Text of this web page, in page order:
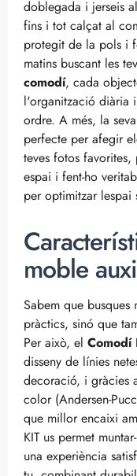
doblegada i jerseis
fins i tot calçat al
protegit de la pols i
matins buscant les
comodí, cada
l'organització diària
ordre. A més, la
perfecte per afegir
teves fotos
espai i fent-ho
per optimitzar lespai
moble
Sabem que
pràctics, sinó que
Per això, el Comodí
disseny de línies
decoració, i gràcies
color (Andersen-
que millor encaixi
KIT us permet
una experiència